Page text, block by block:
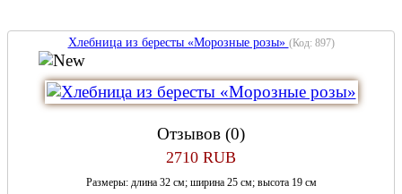
Хлебница из бересты «Морозные розы» (Код: 897)
Отзывов (0)
2710 RUB
Размеры: длина 32 см; ширина 25 см; высота 19 см